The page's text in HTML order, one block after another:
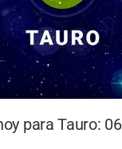
para Tauro: